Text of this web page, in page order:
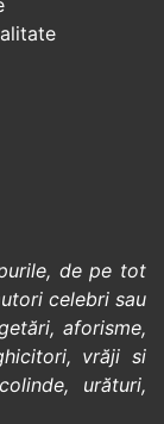
de pe tot
celebrisau
,aforisme,
, vrăji si
colinde, urături,